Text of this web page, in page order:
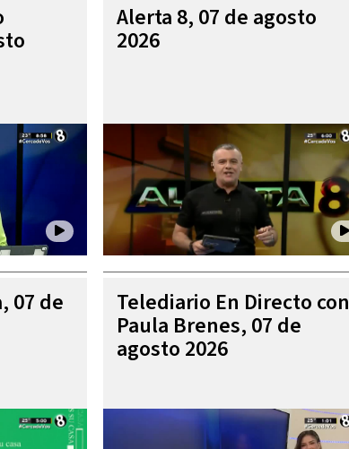
Alerta 8, 07 de agosto
2026
07 de Telediario En Directo con
Paula Brenes, 07 de
agosto 2026